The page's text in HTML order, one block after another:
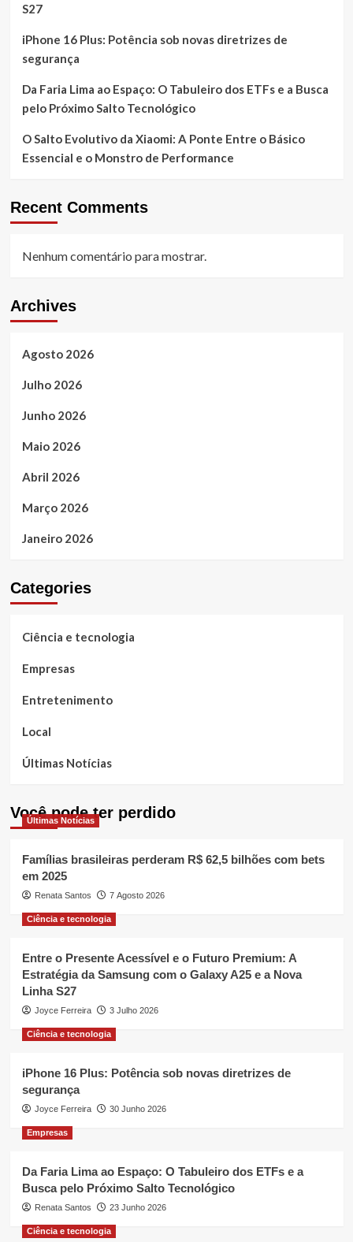
S27
iPhone 16 Plus: Potência sob novas diretrizes de
segurança
Da Faria Lima ao Espaço: O Tabuleiro dos ETFs e a Busca
pelo Próximo Salto Tecnológico
O Salto Evolutivo da Xiaomi: A Ponte Entre o Básico
Essencial e o Monstro de Performance
Recent Comments
Nenhum comentário para mostrar.
Archives
Agosto 2026
Julho 2026
Junho 2026
Maio 2026
Abril 2026
Março 2026
Janeiro 2026
Categories
Ciência e tecnologia
Empresas
Entretenimento
Local
Últimas Notícias
Você pode ter perdido
Últimas Notícias
Famílias brasileiras perderam R$ 62,5 bilhões com bets
em 2025
Renata Santos 7 Agosto 2026
Ciência e tecnologia
Entre o Presente Acessível e o Futuro Premium: A
Estratégia da Samsung com o Galaxy A25 e a Nova
Linha S27
Joyce Ferreira 3 Julho 2026
Ciência e tecnologia
iPhone 16 Plus: Potência sob novas diretrizes de
segurança
Joyce Ferreira 30 Junho 2026
Empresas
Da Faria Lima ao Espaço: O Tabuleiro dos ETFs e a
Busca pelo Próximo Salto Tecnológico
Renata Santos 23 Junho 2026
Ciência e tecnologia